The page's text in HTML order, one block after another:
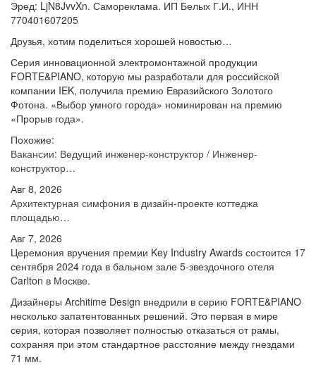
Эред: LjN8JvvXn. Самореклама. ИП Белых Г.И., ИНН
770401607205
Друзья, хотим поделиться хорошей новостью…
Серия инновационной электромонтажной продукции
FORTE&PIANO, которую мы разработали для российской
компании IEK, получила премию Евразийского Золотого
Фотона. «Выбор умного города» номинирован на премию
«Прорыв года».
Похожие:
Вакансии: Ведущий инженер-конструктор / Инженер-
конструктор…
Авг 8, 2026
Архитектурная симфония в дизайн-проекте коттеджа
площадью…
Авг 7, 2026
Церемония вручения премии Key Industry Awards состоится 17
сентября 2024 года в бальном зале 5-звездочного отеля
Carlton в Москве.
Дизайнеры Architime Design внедрили в серию FORTE&PIANO
несколько запатентованных решений. Это первая в мире
серия, которая позволяет полностью отказаться от рамы,
сохраняя при этом стандартное расстояние между гнездами
71 мм.